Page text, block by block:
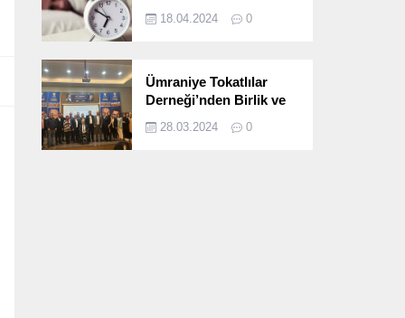
18.04.2024 0
Ümraniye Tokatlılar
Derneği’nden Birlik ve
Programı
28.03.2024 0